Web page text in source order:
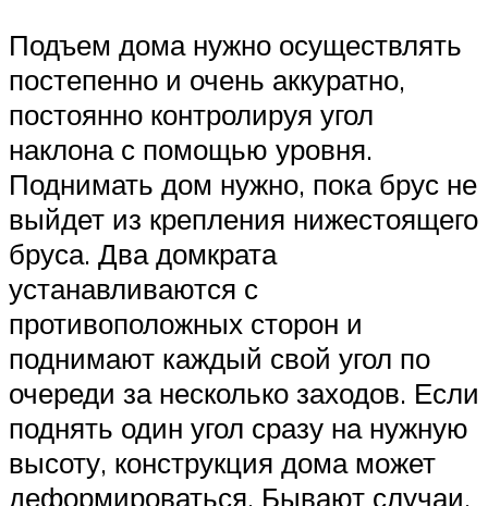
Подъем дома нужно осуществлять
постепенно и очень аккуратно,
постоянно контролируя угол
наклона с помощью уровня.
Поднимать дом нужно, пока брус не
выйдет из крепления нижестоящего
бруса. Два домкрата
устанавливаются с
противоположных сторон и
поднимают каждый свой угол по
очереди за несколько заходов. Если
поднять один угол сразу на нужную
высоту, конструкция дома может
деформироваться. Бывают случаи,